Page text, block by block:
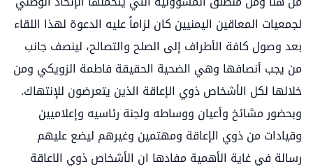
لجمعيات المعاقين اليمنيين كان لزاماً عليه الدعوة لهذا اللقاء
بعد وصول كافة الأطراف إلى الصلح والتصالح، لينصف جانب
من يجب أنصافها وهي الضحية الحقيقة فاطمة الزويكي ومن
خلالها لكل الأشخاص ذوي الإعاقة الذين يتعرضون للإنتهاك.
وبحضور مشائخ وأعيان ووساطه ولجنة رئاسيه وإعلاميين
وقيادات من ذوي الإعاقة ومهتمين وغيرهم ليضع عليهم
رسالة في غاية الأهمية مفادها ان الأشخاص ذوي الاعاقة